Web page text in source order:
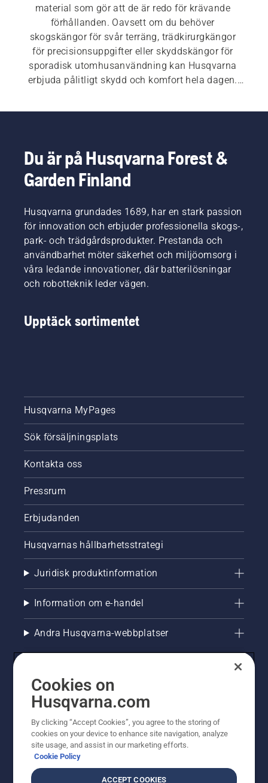
material som gör att de är redo för krävande
förhållanden. Oavsett om du behöver
skogskängor för svår terräng, trädkirurgkängor
för precisionsuppgifter eller skyddskängor för
sporadisk utomhusanvändning kan Husqvarna
erbjuda pålitligt skydd och komfort hela dagen.
motorsågsjackor och motorsågshandskar, samt
en mängd andra viktiga tillbehör.
Du är på Husqvarna Forest &
Garden Finland
Husqvarna grundades 1689, har en stark passion
för innovation och erbjuder professionella skogs-,
park- och trädgårdsprodukter. Prestanda och
användbarhet möter säkerhet och miljöomsorg i
våra ledande innovationer, där batterilösningar
och robotteknik leder vägen.
Upptäck sortimentet
Husqvarna MyPages
Sök försäljningsplats
Kontakta oss
Pressrum
Erbjudanden
Husqvarnas hållbarhetsstrategi
Juridisk produktinformation
Information om e-handel
Andra Husqvarna-webbplatser
© Husqvarna AB (publ). All rights reserved. Priserna
som visas är rekommenderade cirkapriser. Alla angivna
Cookies on
Husqvarna.com
By clicking “Accept Cookies”, you agree to the storing of
cookies on your device to enhance site navigation, analyze
site usage, and assist in our marketing efforts.
Cookie Policy
ACCEPT COOKIES